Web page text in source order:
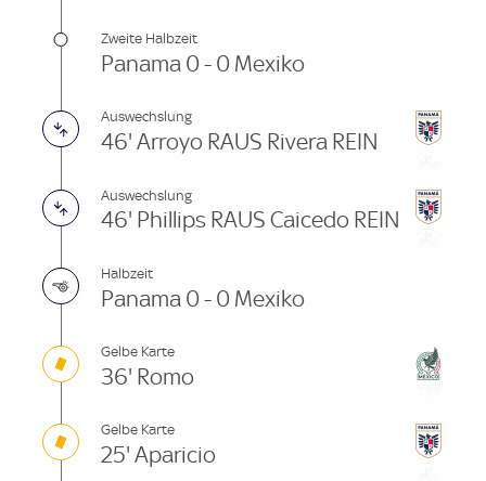
Zweite Halbzeit
Panama 0 - 0 Mexiko
Auswechslung
46' Arroyo RAUS Rivera REIN
Auswechslung
46' Phillips RAUS Caicedo REIN
Halbzeit
Panama 0 - 0 Mexiko
Gelbe Karte
36' Romo
Gelbe Karte
25' Aparicio